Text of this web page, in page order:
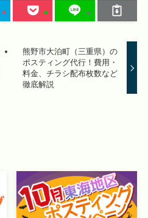
熊野市大泊町（三重県）の
ポスティング代行！費用・
料金、チラシ配布枚数など
徹底解説